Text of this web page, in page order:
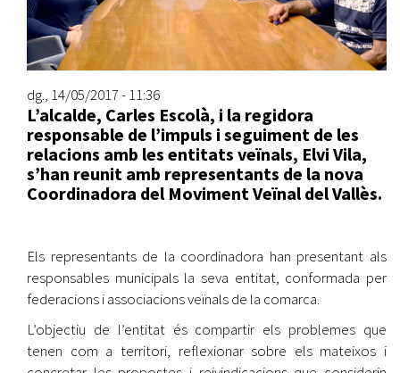
dg., 14/05/2017 - 11:36
L’alcalde, Carles Escolà, i la regidora
responsable de l’impuls i seguiment de les
relacions amb les entitats veïnals, Elvi Vila,
s’han reunit amb representants de la nova
Coordinadora del Moviment Veïnal del Vallès.
Els representants de la coordinadora han presentant als
responsables municipals la seva entitat, conformada per
federacions i associacions veïnals de la comarca.
L’objectiu de l’entitat és compartir els problemes que
tenen com a territori, reflexionar sobre els mateixos i